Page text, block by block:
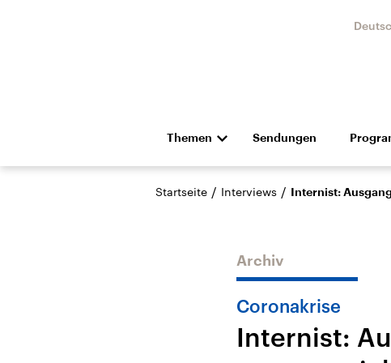
Themen
Die Nachrichten Politik
Hörspiel und Feature Musik
Landtagswahl Sachsen-
USA
Aktuelle
Sendungen
Startseite / Interviews / Internist:
Archiv
Coronakrise
Internist: